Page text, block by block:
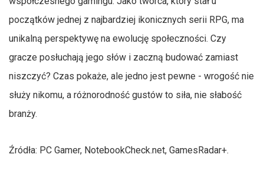
początków jednej z najbardziej ikonicznych serii RPG, ma
unikalną perspektywę na ewolucję społeczności. Czy
gracze posłuchają jego słów i zaczną budować zamiast
niszczyć? Czas pokaże, ale jedno jest pewne - wrogość nie
służy nikomu, a różnorodność gustów to siła, nie słabość
branży.
Źródła: PC Gamer, NotebookCheck.net, GamesRadar+.